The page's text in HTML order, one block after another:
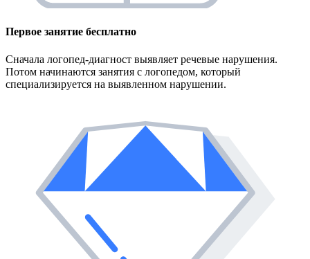
Первое занятие бесплатно
Сначала логопед-диагност выявляет речевые нарушения.
Потом начинаются занятия с логопедом, который
специализируется на выявленном нарушении.